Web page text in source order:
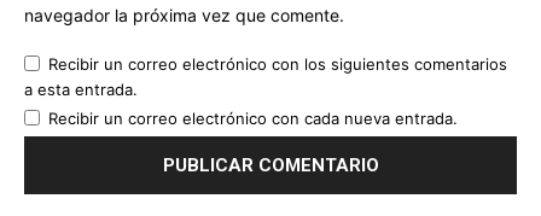
navegador la próxima vez que comente.
Recibir un correo electrónico con los siguientes comentarios
a esta entrada.
Recibir un correo electrónico con cada nueva entrada.